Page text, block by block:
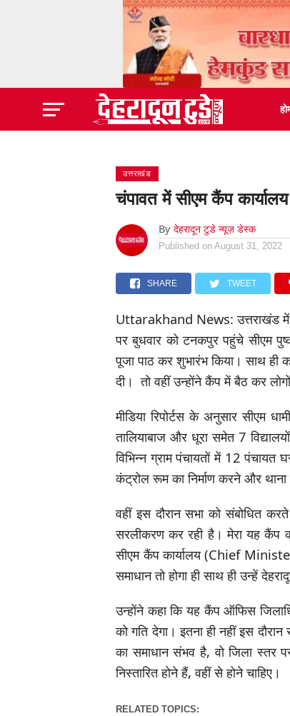
उत्तराखंड
चंपावत में सीएम कैंप
By देहरादून टुडे न्यूज़ डेस्क
Published on August 31, 2022
SHARE TWEET
Uttarakhand News: उत्तराखंड में
पर बुधवार को टनकपुर पहुंचे सीएम
पूजा पाठ कर शुभारंभ किया। साथ ही
दी। तो वहीं उन्होंने कैंप में बैठ कर
मीडिया रिपोर्टस के अनुसार सीएम
तालियाबाज और धूरा समेत 7
विभिन्न ग्राम पंचायतों में 12 पंचायत
कंट्रोल रूम का निर्माण करने और थाना
वहीं इस दौरान सभा को संबोधित
सरलीकरण कर रही है। मेरा यह कैंप
सीएम कैंप कार्यालय (Chief
समाधान तो होगा ही साथ ही उन्हें
उन्होंने कहा कि यह कैंप ऑफिस
को गति देगा। इतना ही नहीं इस
का समाधान संभव है, वो जिला स्तर
निस्तारित होने हैं, वहीं से होने चाहिए।
RELATED TOPICS: